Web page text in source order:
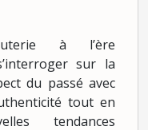
à l’ère
sur la
du passé avec
tout en
tendances